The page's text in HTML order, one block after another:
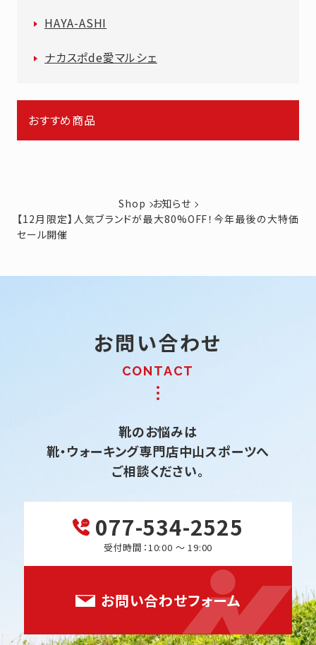
HAYA-ASHI
ナカスポde愛マルシェ
おすすめ商品
Shop お知らせ
【12月限定】人気ブランドが最大80%OFF！今年最後の大特価
セール開催
お問い合わせ
靴のお悩みは
靴・ウォーキング専門店中山スポーツへ
ご相談ください。
077-534-2525
受付時間：10:00 ～ 19:00
お問い合わせフォーム